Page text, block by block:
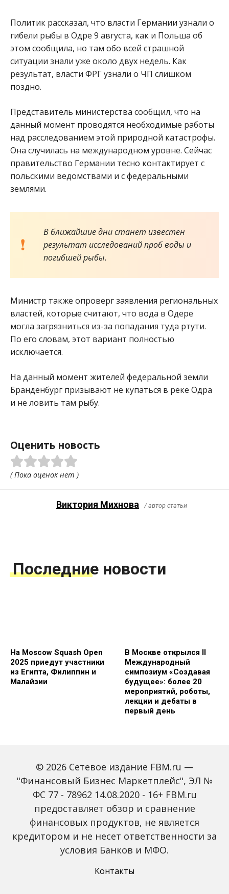
Политик рассказал, что власти Германии узнали о
гибели рыбы в Одре 9 августа, как и Польша об
этом сообщила, но там обо всей страшной
ситуации знали уже около двух недель. Как
результат, власти ФРГ узнали о ЧП слишком
поздно.
Представитель министерства сообщил, что на
данный момент проводятся необходимые работы
над расследованием этой природной катастрофы.
Она случилась на международном уровне. Сейчас
правительство Германии тесно контактирует с
польскими ведомствами и с федеральными
землями.
В ближайшие дни станет известен
результат исследований проб воды и
погибшей рыбы.
Министр также опроверг заявления региональных
властей, которые считают, что вода в Одере
могла загрязниться из-за попадания туда ртути.
По его словам, этот вариант полностью
исключается.
На данный момент жителей федеральной земли
Бранденбург призывают не купаться в реке Одра
и не ловить там рыбу.
Оценить новость
( Пока оценок нет )
Виктория Михнова / автор статьи
Последние новости
На Moscow Squash Open
2025 приедут участники
из Египта, Филиппин и
Малайзии
В Москве открылся II
Международный
симпозиум «Создавая
будущее»: более 20
мероприятий, роботы,
лекции и дебаты в
первый день
Зарплаты вырастут,
банки включат защиту
от мошенников: какие
новые законы ждут
россиян с октября
Россиян предупредили
мошенников на фоне
снижения ключевой
ставки
© 2026 Сетевое издание FBM.ru —
"Финансовый Бизнес Маркетплейс", ЭЛ №
ФС 77 - 78962 14.08.2020 - 16+ FBM.ru
предоставляет обзор и сравнение
финансовых продуктов, не является
кредитором и не несет ответственности за
условия Банков и МФО.
Контакты